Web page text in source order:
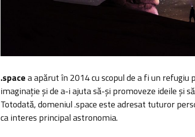
.spacea apărut în 2014 cu scopul de a fi un refugiu
imaginație și de a-i ajuta să-și promoveze ideile și
Totodată, domeniul .space este adresat tuturor
ca interes principal astronomia.